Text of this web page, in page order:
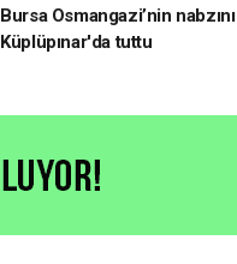
Bursa Osmangazi’nin nabzını
Küplüpınar'da tuttu